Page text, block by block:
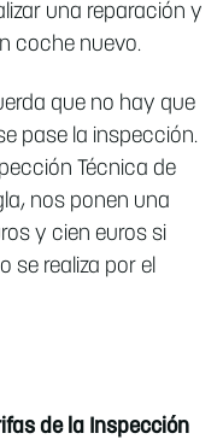
una reparación y
coche nuevo.
que no hay que
pase la inspección.
Técnica de
nos ponen una
y cien euros si
se realiza por el
de la Inspección